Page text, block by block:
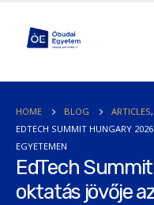
HOME BLOG ARTICLES,
EDTECH SUMMIT HUNGARY
EGYETEMEN
EdTech
oktatás jövője